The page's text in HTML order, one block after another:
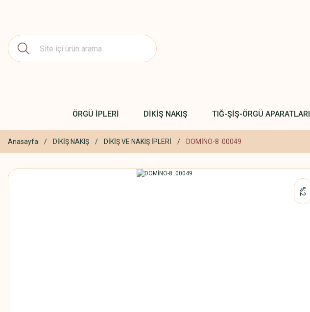
ÖRGÜ İPLERİ DİKİŞ NAKIŞ TIĞ-ŞİŞ-ÖRGÜ APARATLARI
Anasayfa DİKİŞ NAKIŞ DİKİŞ VE NAKIŞ İPLERİ DOMİNO-8 .00049
%2